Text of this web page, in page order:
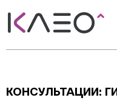
КОНСУЛЬТАЦИИ: